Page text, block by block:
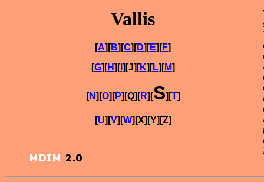
Vallis
[A][B][C][D][E][F]
[G][H][I][J][K][L][M]
[N][O][P][Q][R][S][T]
[U][V][W][X][Y][Z]